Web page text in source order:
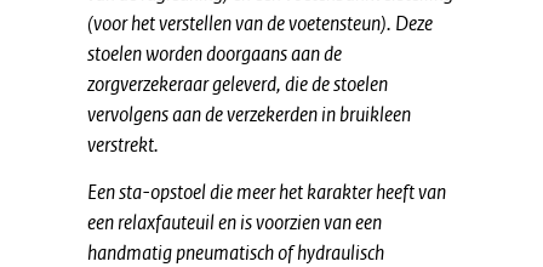
(voor het verstellen van de voetensteun). Deze
stoelen worden doorgaans aan de
zorgverzekeraar geleverd, die de stoelen
vervolgens aan de verzekerden in bruikleen
verstrekt.
Een sta-opstoel die meer het karakter heeft van
een relaxfauteuil en is voorzien van een
handmatig pneumatisch of hydraulisch